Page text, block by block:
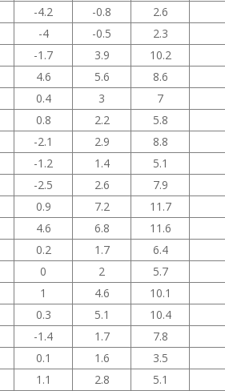
-4.2 -0.8
2.6
-4 -0.5
2.3
-1.7 3.9
10.2
4.6 5.6
8.6
0.4 3
7
0.8 2.2
5.8
-2.1 2.9
8.8
-1.2 1.4
5.1
-2.5 2.6
7.9
0.9 7.2
11.7
4.6 6.8
11.6
0.2 1.7
6.4
0 2
5.7
1 4.6
10.1
0.3 5.1
10.4
-1.4 1.7
7.8
0.1 1.6
3.5
1.1 2.8
5.1